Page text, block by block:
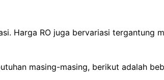
Harga RO juga bervariasi tergantung
masing-masing, berikut adalah